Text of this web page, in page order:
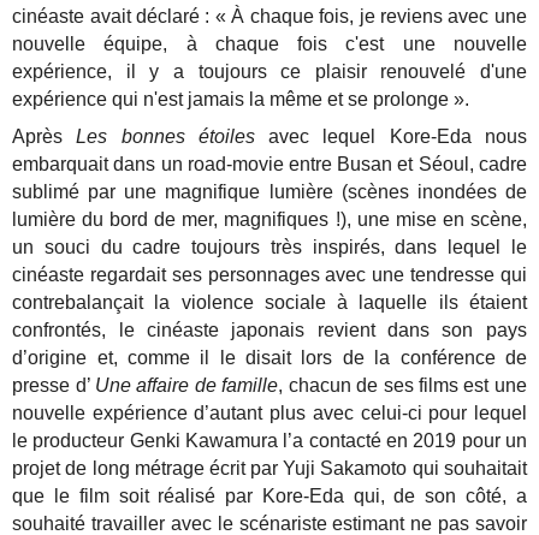
cinéaste avait déclaré : « À chaque fois, je reviens avec une
nouvelle équipe, à chaque fois c'est une nouvelle
expérience, il y a toujours ce plaisir renouvelé d'une
expérience qui n'est jamais la même et se prolonge ».
AprèsLes bonnes étoilesavec lequel Kore-Eda nous
embarquait dans un road-movie entre Busan et Séoul, cadre
sublimé par une magnifique lumière (scènes inondées de
lumière du bord de mer, magnifiques !), une mise en scène,
un souci du cadre toujours très inspirés, dans lequel le
cinéaste regardait ses personnages avec une tendresse qui
contrebalançait la violence sociale à laquelle ils étaient
confrontés, le cinéaste japonais revient dans son pays
d’origine et, comme il le disait lors de la conférence de
presse d’ Une affaire de famille, chacun de ses films est une
nouvelle expérience d’autant plus avec celui-ci pour lequel
le producteur Genki Kawamura l’a contacté en 2019 pour un
projet de long métrage écrit par Yuji Sakamoto qui souhaitait
que le film soit réalisé par Kore-Eda qui, de son côté, a
souhaité travailler avec le scénariste estimant ne pas savoir